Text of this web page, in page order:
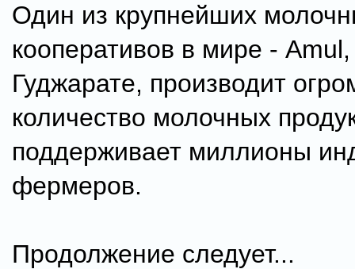
Один из крупнейших
кооперативов в мире -
Гуджарате, производит
количество молочных
поддерживает миллионы
фермеров.
Продолжение следует...